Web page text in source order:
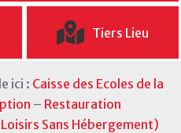
Tiers Lieu
ici : Caisse des Ecoles de la
– Restauration
Sans Hébergement)